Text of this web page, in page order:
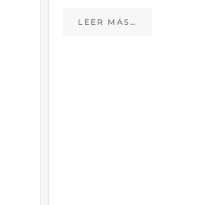
LEER MÁS…